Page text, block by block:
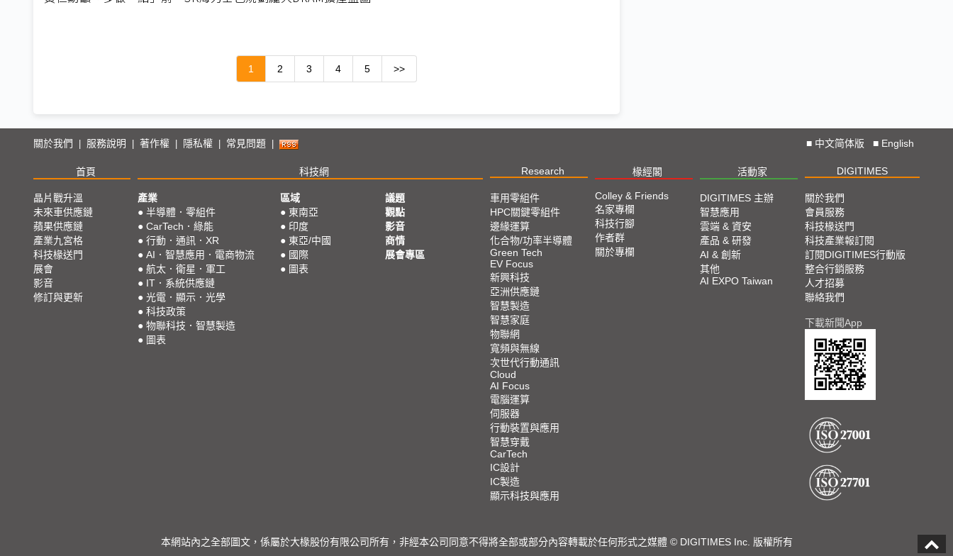
1 2 3 4 5 >>
關於我們 服務說明 著作權 隱私權 常見問題 ■ 中文简体版 ■ English
首頁 科技網 Research 椽經閣 活動家 DIGITIMES
晶片戰升溫
未來車供應鏈
蘋果供應鏈
產業九宮格
科技椽送門
展會
影音
修訂與更新
產業
● 半導體．零組件
● CarTech．綠能
● 行動．通訊．XR
● AI．智慧應用．電商物流
● 航太．衛星．軍工
● IT．系統供應鏈
● 光電．顯示．光學
● 科技政策
● 物聯科技．智慧製造
● 圖表
區域
● 東南亞
● 印度
● 東亞/中國
● 國際
● 圖表
議題
觀點
影音
商情
展會專區
車用零組件
HPC關鍵零組件
邊緣運算
化合物/功率半導體
Green Tech
EV Focus
新興科技
亞洲供應鏈
智慧製造
智慧家庭
物聯網
寬頻與無線
次世代行動通訊
Cloud
AI Focus
電腦運算
伺服器
行動裝置與應用
智慧穿戴
CarTech
IC設計
IC製造
顯示科技與應用
Colley & Friends
名家專欄
科技行腳
作者群
關於專欄
DIGITIMES 主辦
智慧應用
雲端 & 資安
產品 & 研發
AI & 創新
其他
AI EXPO Taiwan
關於我們
會員服務
科技椽送門
科技產業報訂閱
訂閱DIGITIMES行動版
整合行銷服務
人才招募
聯絡我們
下載新聞App
本網站內之全部圖文，係屬於大椽股份有限公司所有，非經本公司同意不得將全部或部分內容轉載於任何形式之媒體 © DIGITIMES Inc. 版權所有